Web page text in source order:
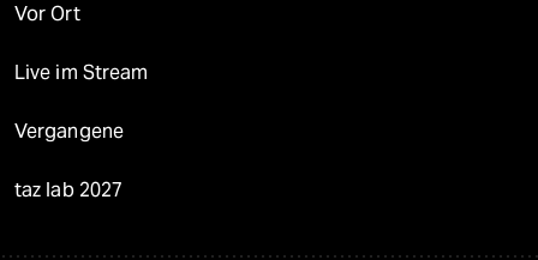
Vor Ort
Live im Stream
Vergangene
taz lab 2027